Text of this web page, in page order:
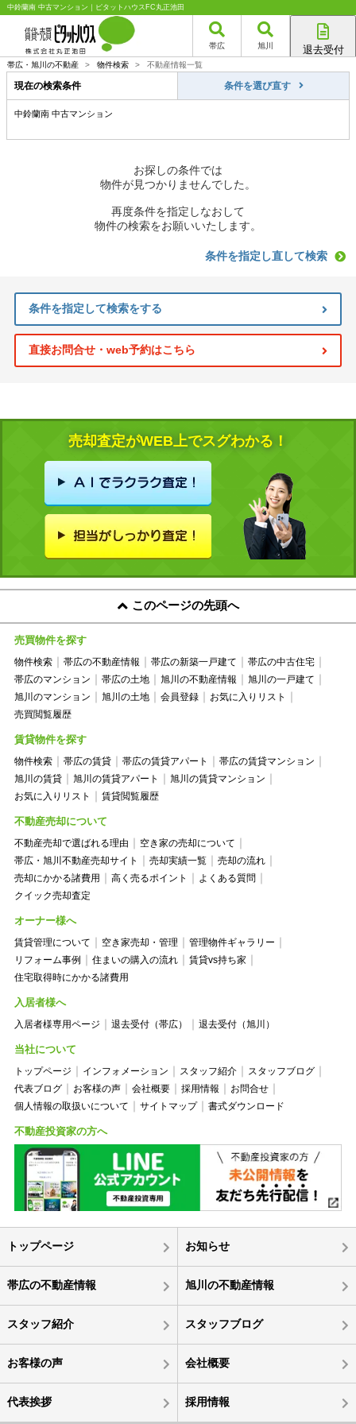
中鈴蘭南 中古マンション｜ピタットハウスFC丸正池田
帯広 旭川 退去受付
旭川店
帯広・旭川の不動産 > 物件検索 > 不動産情報一覧
現在の検索条件 条件を選び直す
中鈴蘭南 中古マンション
お探しの条件では
物件が見つかりませんでした。
再度条件を指定しなおして
物件の検索をお願いいたします。
条件を指定し直して検索
条件を指定して検索をする
直接お問合せ・web予約はこちら
売却査定がWEB上でスグわかる！
このページの先頭へ
売買物件を探す
物件検索 帯広の不動産情報 帯広の新築一戸建て
帯広の中古住宅
帯広のマンション
帯広の土地 旭川の不動産情報
旭川の一戸建て
旭川のマンション
旭川の土地 会員登録
お気に入りリスト
売買閲覧履歴
賃貸物件を探す
物件検索 帯広の賃貸 帯広の賃貸アパート
帯広の賃貸マンション
旭川の賃貸
旭川の賃貸アパート
旭川の賃貸マンション
お気に入りリスト
賃貸閲覧履歴
不動産売却について
不動産売却で選ばれる理由
空き家の売却について
帯広・旭川不動産売却サイト
売却実績一覧
売却の流れ
売却にかかる諸費用
高く売るポイント
よくある質問
クイック売却査定
オーナー様へ
賃貸管理について 空き家売却・管理
管理物件ギャラリー
リフォーム事例
住まいの購入の流れ
賃貸vs持ち家
住宅取得時にかかる諸費用
入居者様へ
入居者様専用ページ 退去受付（帯広） 退去受付（旭川）
当社について
トップページ インフォメーション スタッフ紹介
スタッフブログ
代表ブログ
お客様の声 会社概要 採用情報
お問合せ
個人情報の取扱いについて
サイトマップ 書式ダウンロード
不動産投資家の方へ
トップページ お知らせ
帯広の不動産情報 旭川の不動産情報
スタッフ紹介 スタッフブログ
お客様の声 会社概要
代表挨拶 採用情報